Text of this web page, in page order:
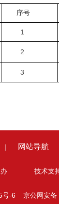
序号
1
2
3
| 网站导航
技术支
号-6 京公网安备